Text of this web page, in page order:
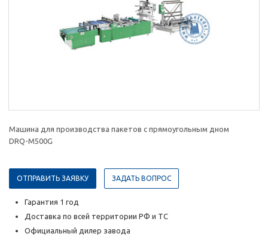
Машина для производства пакетов с прямоугольным дном
DRQ-M500G
ОТПРАВИТЬ ЗАЯВКУ ЗАДАТЬ ВОПРОС
Гарантия 1 год
Доставка по всей территории РФ и ТС
Официальный дилер завода